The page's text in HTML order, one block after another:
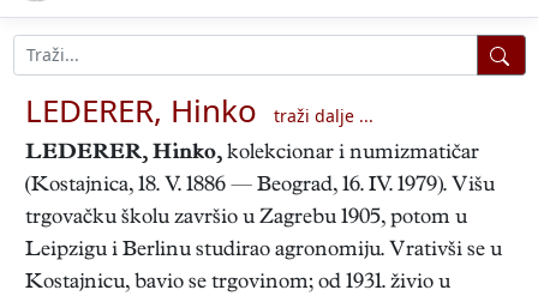
LEDERER, Hinko
traži dalje ...
LEDERER, Hinko, kolekcionar i numizmatičar
(Kostajnica, 18. V. 1886 — Beograd, 16. IV. 1979). Višu
trgovačku školu završio u Zagrebu 1905, potom u
Leipzigu i Berlinu studirao agronomiju. Vrativši se u
Kostajnicu, bavio se trgovinom; od 1931. živio u